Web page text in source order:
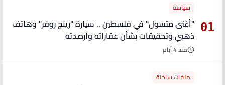
01
سياسة
"أغنى متسول" في فلسطين .. سيارة "رينج روفر" وهاتف
ذهبي وتحقيقات بشأن عقاراته وأرصدته
منذ 4 أيام
ملفات ساخنة